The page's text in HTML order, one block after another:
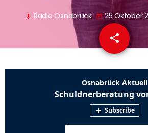
mic Radio Osnabrück today 25 Oktober
share
email